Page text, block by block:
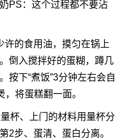
PS：这个过程都不要沾
许的食用油，摸匀在锅上
倒入搅拌好的蛋糊，蹲几
按下“煮饭”3分钟左右会自
，将蛋糕翻一面。
杯、上门的材料用量杯分
2步、蛋清、蛋白分离。